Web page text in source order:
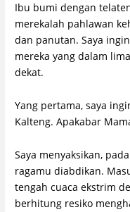
Ibu bumi dengan
merekalah pahlawan
dan panutan. Saya
mereka yang dalam
dekat.
Yang pertama, saya
Kalteng. Apakabar
Saya menyaksikan,
ragamu diabdikan.
tengah cuaca ekstrim
berhitung resiko